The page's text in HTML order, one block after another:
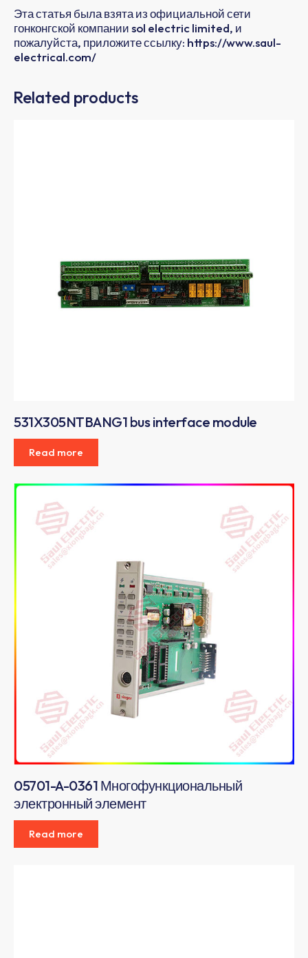
Эта статья была взята из официальной сети
гонконгской компании sol electric limited, и
пожалуйста, приложите ссылку: https://www.saul-
electrical.com/
Related products
531X305NTBANG1 bus interface module
Read more
05701-A-0361 Многофункциональный
электронный элемент
Read more